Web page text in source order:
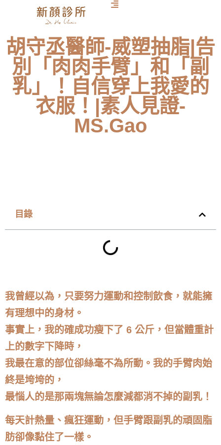
胡守丞醫師-威塑抽脂|告
別「肉肉手臂」和「副
乳」！自信穿上我愛的
衣服！|素人見證-
MS.Gao
目錄
我曾經以為，只要努力運動和控制飲食，就能擁
有理想中的身材。
事實上，我的確成功瘦下了 6 公斤，但當體重計
上的數字下降時，
我最在意的部位卻絲毫不為所動。我的手臂肉始
終是垮垮的，
最惱人的是那兩塊無論怎麼減都消不掉的副乳！
每天計熱量、瘋狂運動，但手臂跟副乳的頑固脂
肪卻像黏住了一樣。